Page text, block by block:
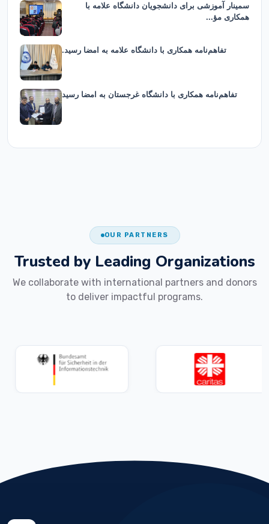
سمینار آموزشی برای دانشجویان دانشگاه علامه با
همکاری مؤ...
تفاهم‌نامه همکاری با دانشگاه علامه به امضا رسید.
تفاهم‌نامه همکاری با دانشگاه غرجستان به امضا رسید
OUR PARTNERS
Trusted by Leading Organizations
We collaborate with international partners and donors
to deliver impactful programs.